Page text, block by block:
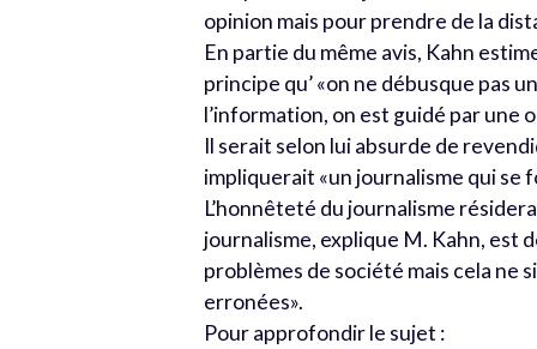
opinion mais pour prendre de la
En partie du même avis, Kahn
principe qu’ «on ne débusque pas
l’information, on est guidé par une
Il serait selon lui absurde de
impliquerait «un journalisme qui se
L’honnêteté du journalisme
journalisme, explique M. Kahn, est
problèmes de société mais cela ne
erronées».
Pour approfondir le sujet :